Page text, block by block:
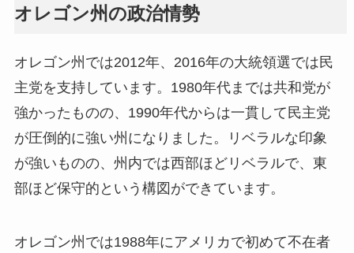
オレゴン州の政治情勢
オレゴン州では2012年、2016年の大統領選では民
主党を支持しています。1980年代までは共和党が
強かったものの、1990年代からは一貫して民主党
が圧倒的に強い州になりました。リベラルな印象
が強いものの、州内では西部ほどリベラルで、東
部ほど保守的という構図ができています。
オレゴン州では1988年にアメリカで初めて不在者